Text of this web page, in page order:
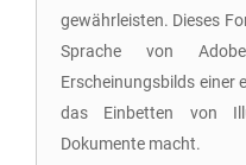
gewährleisten. Dieses
Sprache von
Erscheinungsbilds einer
das Einbetten von
Dokumente macht.